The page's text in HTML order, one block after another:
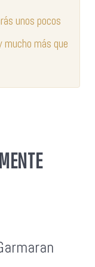
unos pocos
más que